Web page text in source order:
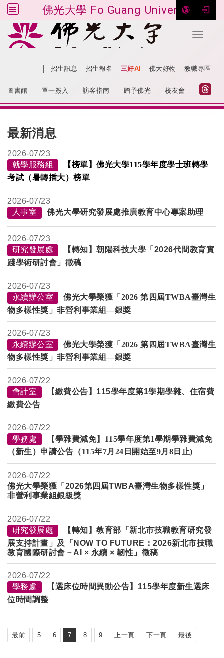
佛光大學 Fo Guang University
Toggle
跳到主要內容
招生訊息 招生報名 三好AI 佛大好物 教職專區
圖書館 單一簽入 訪客指南 贈予佛光 校友會
最新消息
2026-07/23
就學服務組
【榜單】佛光大學115學年度學士班轉學
考試（暑轉插大）榜單
2026-07/23
人事室
佛光大學研究發展處推廣教育中心專案助理
2026-07/23
研究發展處
【轉知】朝陽科技大學「2026代間教育實
踐學術研討會」徵稿
2026-07/23
永續辦公室
佛光大學榮獲「2026 第四屆TWBA臺灣生
物多樣性獎」非營利事業組—銀獎
2026-07/23
永續辦公室
佛光大學榮獲「2026 第四屆TWBA臺灣生
物多樣性獎」非營利事業組—銀獎
2026-07/22
會計室
【繳費公告】115學年度第1學期學雜、住宿費
繳費公告
2026-07/22
學務處
【學雜費減免】 115學年度第1學期學雜費減免
（新生）申請公告（115年7月24日開始至9月8日止)
2026-07/22
佛光大學榮獲「2026第四屆TWBA臺灣生物多樣性獎」
非營利事業組銀級獎
2026-07/22
研究發展處
【轉知】教育部「新北市技職教育研究發
展支持計畫」及「NOW TO FUTURE：2026新北市技職
教育國際研討會－AI × 永續 × 韌性」徵稿
2026-07/22
學務處
【選床位時間異動公告】115學年度新生選床
位時間調整
最前 5 6 7 8 9 上一頁 下一頁 最後